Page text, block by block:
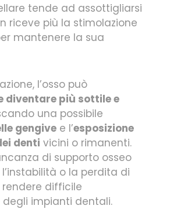
tende ad assottigliarsi
riceve più la stimolazione
mantenere la sua
l’osso può
diventare più sottile e
una possibile
gengive e l’esposizione
denti vicini o rimanenti.
di supporto osseo
o la perdita di
difficile
degli impianti dentali.